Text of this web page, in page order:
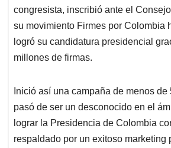
congresista, inscribió ante el
su movimiento Firmes por Colombia
logró su candidatura presidencial
millones de firmas.
Inició así una campaña de menos
pasó de ser un desconocido en el
lograr la Presidencia de Colombia
respaldado por un exitoso marketing